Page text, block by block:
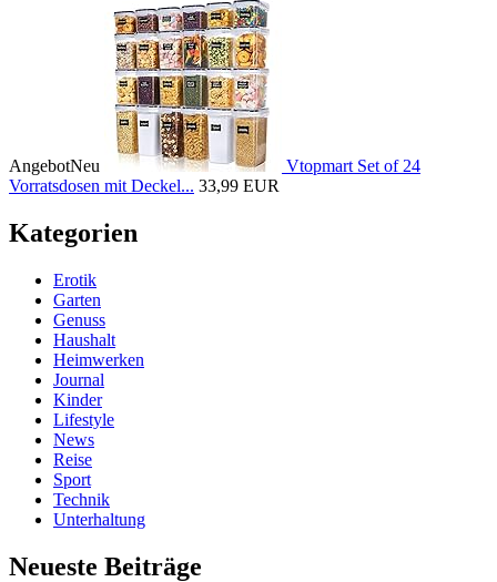
AngebotNeu
Vtopmart Set of 24
Vorratsdosen mit Deckel... 33,99 EUR
Kategorien
Erotik
Garten
Genuss
Haushalt
Heimwerken
Journal
Kinder
Lifestyle
News
Reise
Sport
Technik
Unterhaltung
Neueste Beiträge